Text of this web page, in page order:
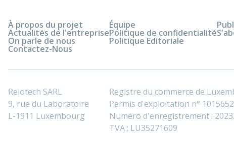
À propos du projet
Actualités de l'entreprise
On parle de nous
Contactez-Nous
Équipe
Politique de confidentialité
Politique Editoriale
Relotech SARL
9, rue du Laboratoire
L-1911 Luxembourg
Registre du commerce de
Permis d'exploitation n°
Numéro d'enregistrement :
TVA : LU35271609